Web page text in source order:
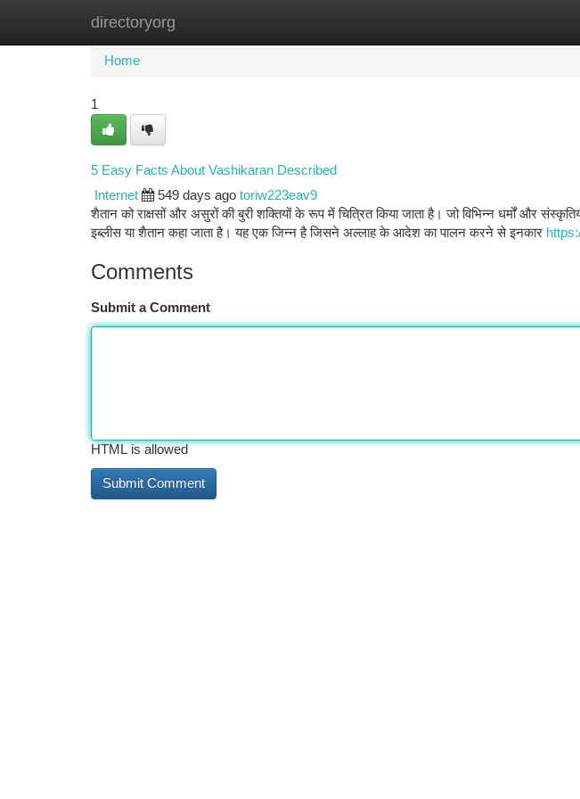
directoryorg
Home
Home
1
5 Easy Facts About Vashikaran Described
Internet 549 days ago toriw223eav9
शैतान को राक्षसों और असुरों की बुरी शक्तियों के रूप में चित्रित किया जाता है। जो विभिन्न धर्मों और
इब्लीस या शैतान कहा जाता है। यह एक जिन्न है जिसने अल्लाह के आदेश का पालन करने से इनकार
Comments
Submit a Comment
HTML is allowed